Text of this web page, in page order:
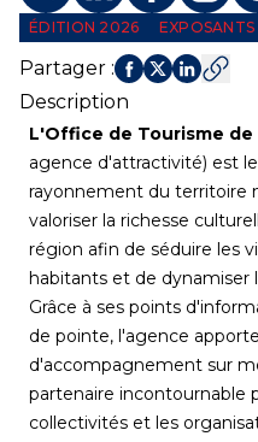
ÉDITION 2026 EXPOSANTS
Partager :
Description
L'Office de Tourisme de
agence d'attractivité) est
rayonnement du territoire
valoriser la richesse
région afin de séduire les
habitants et de dynamiser
Grâce à ses points
de pointe, l'agence
d'accompagnement sur
partenaire incontournable
collectivités et les